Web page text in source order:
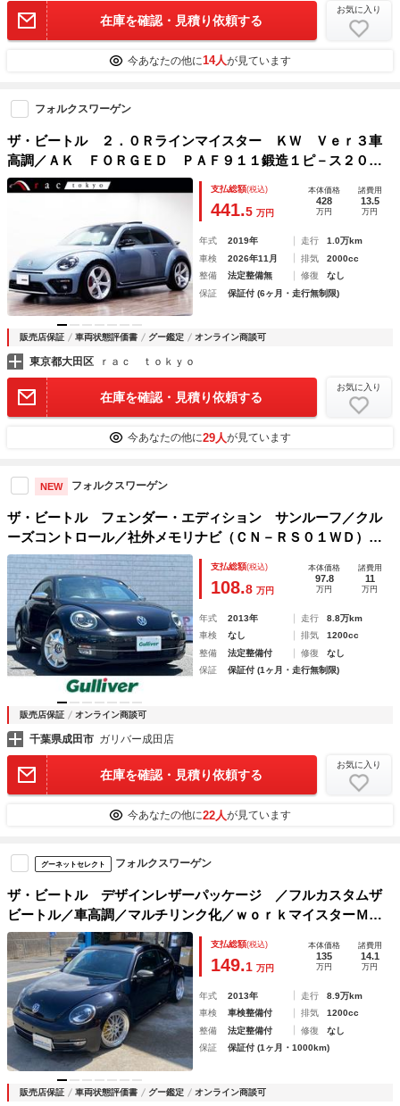
在庫を確認・見積り依頼する
お気に入り
今あなたの他に14人が見ています
フォルクスワーゲン
ザ・ビートル ２．０Ｒラインマイスター ＫＷ Ｖｅｒ３車
高調／ＡＫ ＦＯＲＧＥＤ ＰＡＦ９１１鍛造１ピ－ス２０イ
ンチＡＷ／ＰＳ４Ｓ／ＡＰＲ Ｓｔａｇｅ１／ＮＥＵＳＰＥＥ
Ｄ Ｐ－ＦＬＯインテ－ク／ＣＴＳ ＴＵＲＢダウンパイプ／
ＢＯＲＡフルエキ
支払総額(税込)
441.5 万円
本体価格
428
万円
諸費用
13.5
万円
年式 2019年 走行
1.0万km
車検
2026年11月 排気
2000cc
整備
法定整備無 修復
なし
保証
保証付 (6ヶ月・走行無制限)
販売店保証 車両状態評価書 グー鑑定 オンライン商談可
東京都大田区 ｒａｃ ｔｏｋｙｏ
在庫を確認・見積り依頼する
お気に入り
今あなたの他に29人が見ています
NEW フォルクスワーゲン
ザ・ビートル フェンダー・エディション サンルーフ／クル
ーズコントロール／社外メモリナビ（ＣＮ－ＲＳ０１ＷＤ）／
フルセグＴＶ／ＣＤ／ＤＶＤ／Ｂｌｕｅｔｏｏｔｈ／ＡＵＸ／
バックカメラ／ＥＴＣ／ハーフレザー／スペアキー／社外フロ
アマット
支払総額(税込)
108.8 万円
本体価格
97.8
万円
諸費用
11
万円
年式 2013年 走行
8.8万km
車検
なし 排気
1200cc
整備
法定整備付 修復
なし
保証
保証付 (1ヶ月・走行無制限)
販売店保証 オンライン商談可
千葉県成田市 ガリバー成田店
在庫を確認・見積り依頼する
お気に入り
今あなたの他に22人が見ています
グーネットセレクト フォルクスワーゲン
ザ・ビートル デザインレザーパッケージ ／フルカスタムザ
ビートル／車高調／マルチリンク化／ｗｏｒｋマイスターＭ１
／ワンオフマフラー／パノラマサンルーフ／本革シート／ルー
フマット塗装／ワンオフステアリング／ワンオフ／社外シフト
ノブ
支払総額(税込)
149.1 万円
本体価格
135
万円
諸費用
14.1
万円
年式 2013年 走行
8.9万km
車検
車検整備付 排気
1200cc
整備
法定整備付 修復
なし
保証
保証付 (1ヶ月・1000km)
販売店保証 車両状態評価書 グー鑑定 オンライン商談可